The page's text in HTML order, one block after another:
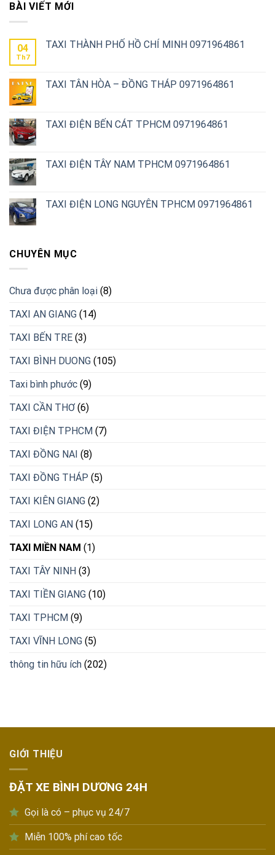
BÀI VIẾT MỚI
04
Th7
TAXI THÀNH PHỐ HỒ CHÍ MINH 0971964861
TAXI TÂN HÒA – ĐỒNG THÁP 0971964861
TAXI ĐIỆN BẾN CÁT TPHCM 0971964861
TAXI ĐIỆN TÂY NAM TPHCM 0971964861
TAXI ĐIỆN LONG NGUYÊN TPHCM 0971964861
CHUYÊN MỤC
Chưa được phân loại (8)
TAXI AN GIANG (14)
TAXI BẾN TRE (3)
TAXI BÌNH DUONG (105)
Taxi bình phước (9)
TAXI CẦN THƠ(6)
TAXI ĐIỆN TPHCM (7)
TAXI ĐỒNG NAI (8)
TAXI ĐỒNG THÁP (5)
TAXI KIÊN GIANG (2)
TAXI LONG AN (15)
TAXI MIỀN NAM (1)
TAXI TÂY NINH (3)
TAXI TIỀN GIANG (10)
TAXI TPHCM (9)
TAXI VĨNH LONG (5)
thông tin hữu ích (202)
GIỚI THIỆU
ĐẶT XE BÌNH DƯƠNG 24H
Gọi là có – phục vụ 24/7
Miễn 100% phí cao tốc